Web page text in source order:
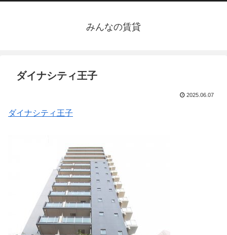
みんなの賃貸
ダイナシティ王子
2025.06.07
ダイナシティ王子